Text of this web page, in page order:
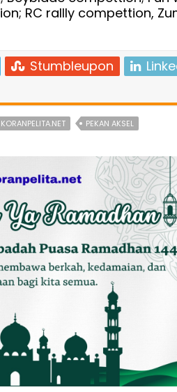
RC rallly compettion,
Stumbleupon
KORANPELITA.NET PEKAN AKSEL